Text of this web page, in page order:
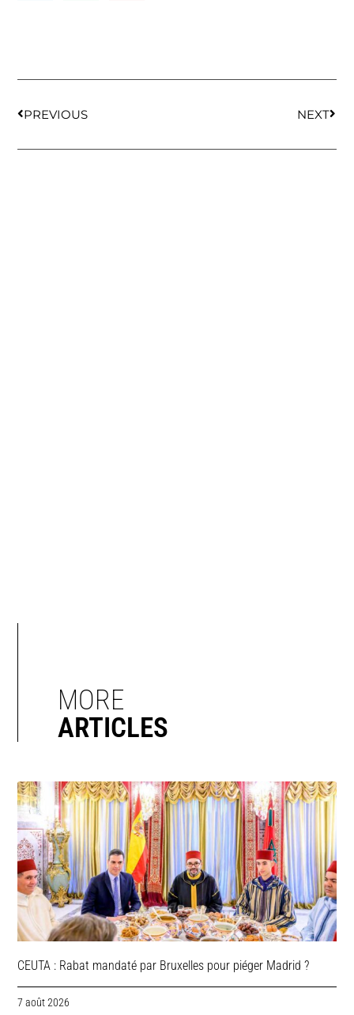
PREVIOUS NEXT
MORE
ARTICLES
CEUTA : Rabat mandaté par Bruxelles pour piéger Madrid ?
7 août 2026